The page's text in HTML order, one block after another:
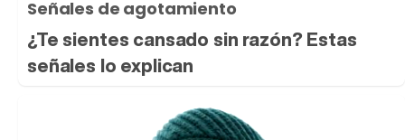
Señales de agotamiento
¿Te sientes cansado sin razón? Estas
señales lo explican